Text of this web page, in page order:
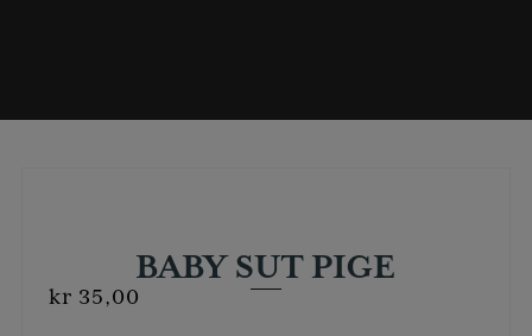
BABY SUT PIGE
kr 35,00